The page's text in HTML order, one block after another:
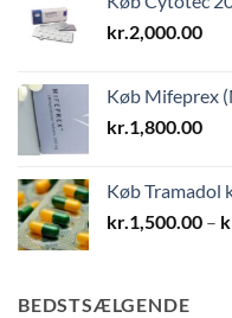
kr.2,000.00
Køb Mifeprex
kr.1,800.00
Køb Tramadol
kr.1,500.00 –
BEDSTSÆLGENDE